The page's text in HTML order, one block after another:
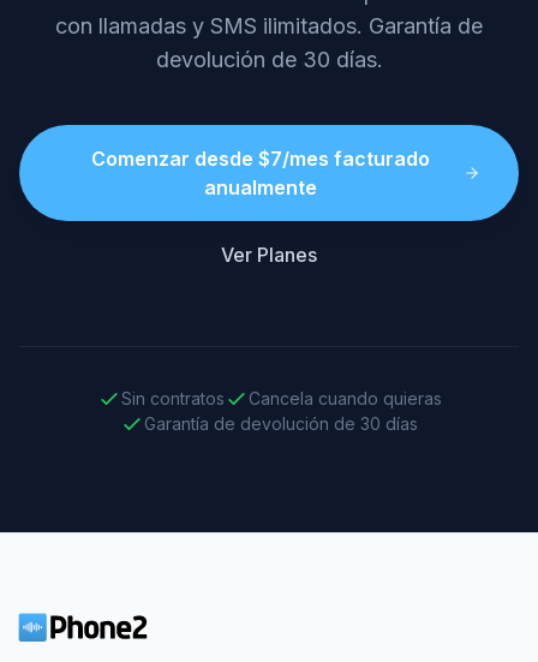
con llamadas y SMS ilimitados. Garantía de
devolución de 30 días.
Comenzar desde $7/mes facturado
anualmente
Ver Planes
Sin contratos
Cancela cuando quieras
Garantía de devolución de 30 días